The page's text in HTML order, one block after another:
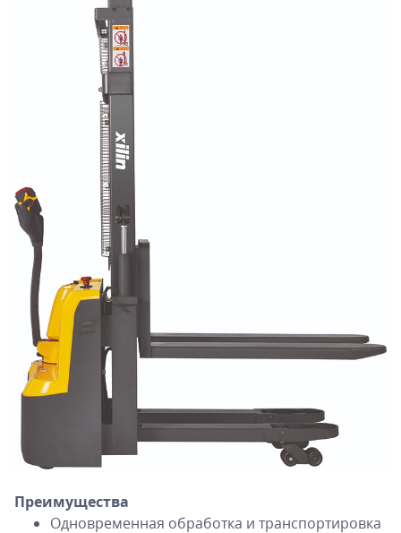
Преимущества
Одновременная обработка и транспортировка